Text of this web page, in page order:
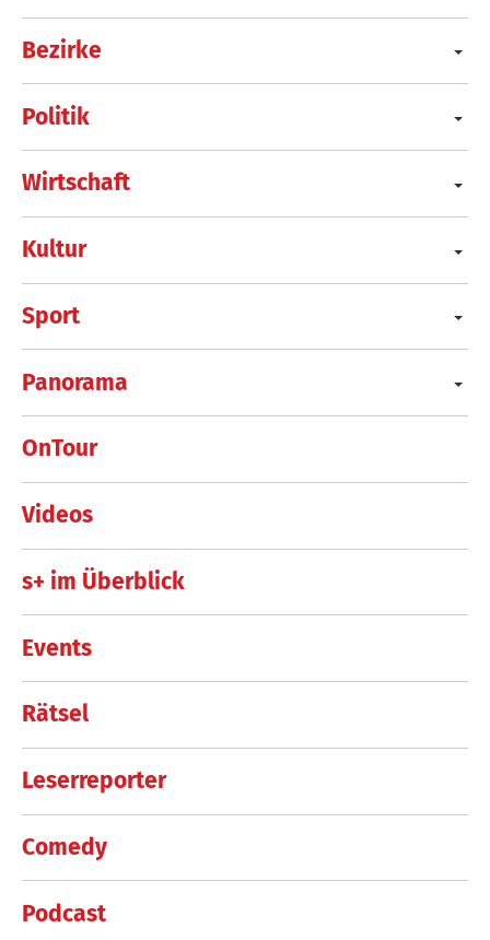
Bezirke
Politik
Wirtschaft
Kultur
Sport
Panorama
OnTour
Videos
s+ im Überblick
Events
Rätsel
Leserreporter
Comedy
Podcast